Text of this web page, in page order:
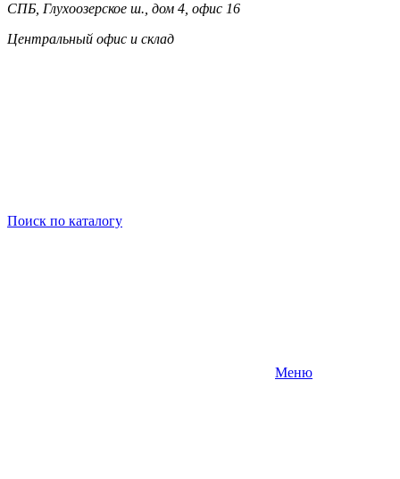
СПБ, Глухоозерское ш., дом 4, офис 16
Центральный офис и склад
Поиск по каталогу
Меню